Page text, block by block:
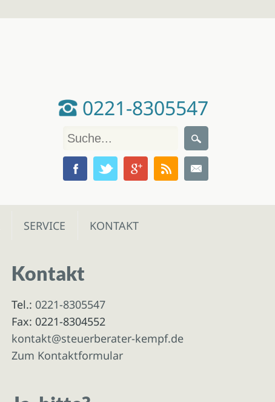
0221-8305547
SERVICE KONTAKT
Kontakt
Tel.: 0221-8305547
Fax: 0221-8304552
kontakt@steuerberater-kempf.de
Zum Kontaktformular